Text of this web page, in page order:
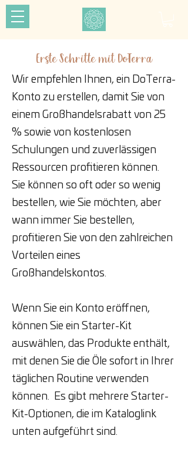
Erste Schritte mit DoTerra
Wir empfehlen Ihnen, ein DoTerra-
Konto zu erstellen, damit Sie von
einem Großhandelsrabatt von 25
% sowie von kostenlosen
Schulungen und zuverlässigen
Ressourcen profitieren können.
Sie können so oft oder so wenig
bestellen, wie Sie möchten, aber
wann immer Sie bestellen,
profitieren Sie von den zahlreichen
Vorteilen eines
Großhandelskontos.
Wenn Sie ein Konto eröffnen,
können Sie ein Starter-Kit
auswählen, das Produkte enthält,
mit denen Sie die Öle sofort in Ihrer
täglichen Routine verwenden
können. Es gibt mehrere Starter-
Kit-Optionen, die im Kataloglink
unten aufgeführt sind.